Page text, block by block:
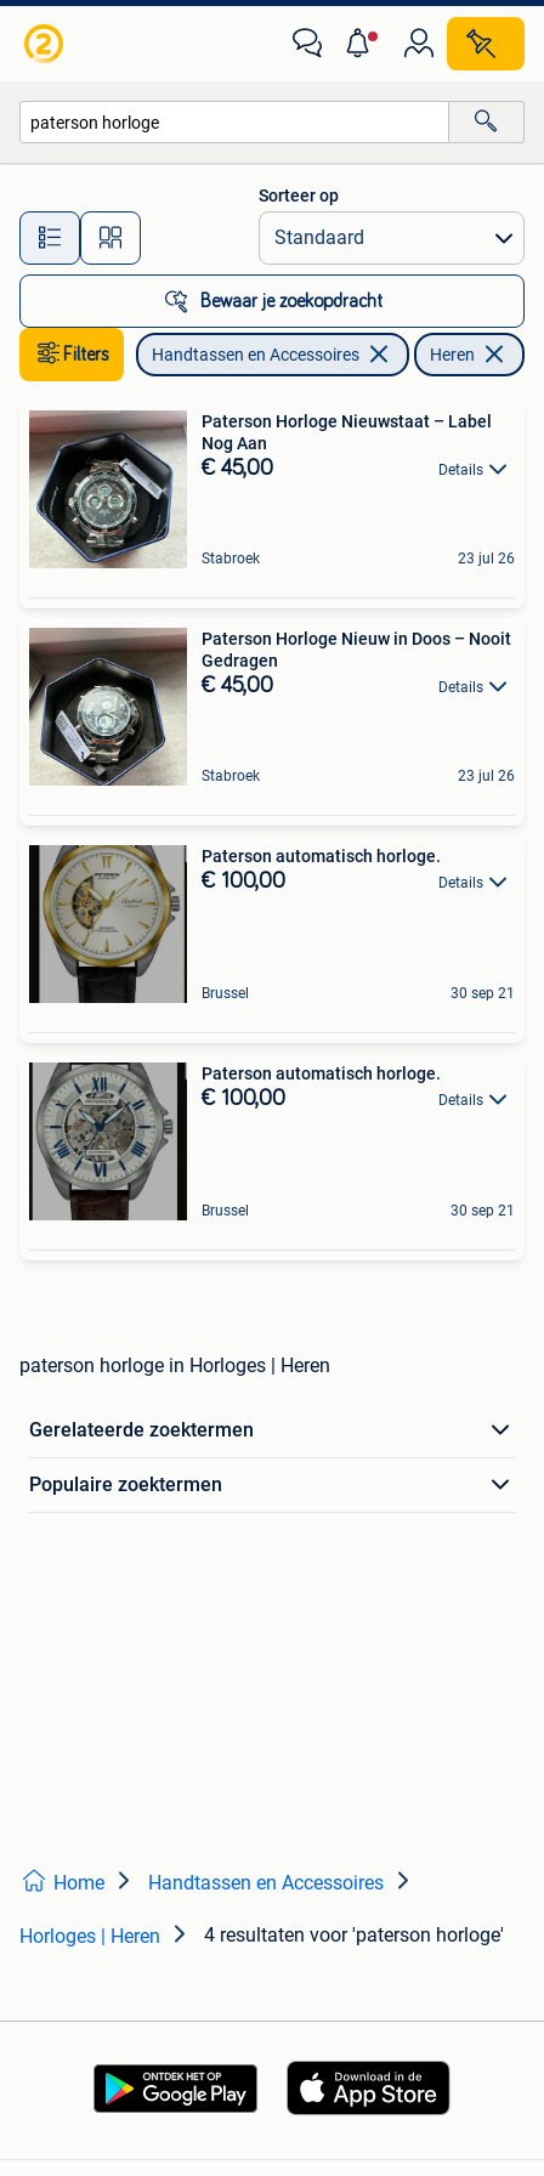
Alle afstanden…
Sorteer op
Bewaar je zoekopdracht
Filters Handtassen en Accessoires Heren
Paterson Horloge Nieuwstaat – Label
Nog Aan
€ 45,00 Details
Stabroek 23 jul 26
Paterson Horloge Nieuw in Doos – Nooit
Gedragen
€ 45,00 Details
Stabroek 23 jul 26
Paterson automatisch horloge.
€ 100,00 Details
Brussel 30 sep 21
Paterson automatisch horloge.
€ 100,00 Details
Brussel 30 sep 21
paterson horloge in Horloges | Heren
Gerelateerde zoektermen
Populaire zoektermen
Home Handtassen en Accessoires
Horloges | Heren 4 resultaten voor 'paterson horloge'